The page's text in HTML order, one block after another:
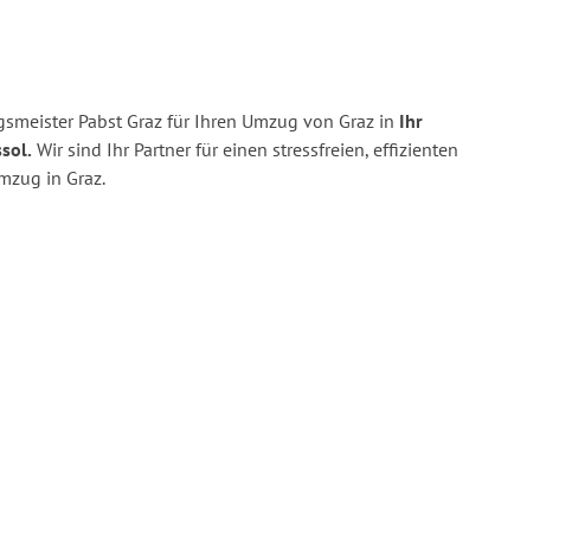
Pabst Graz für Ihren Umzug von Graz in Ihr
Wir sind Ihr Partner für einen stressfreien, effizienten
in Graz.